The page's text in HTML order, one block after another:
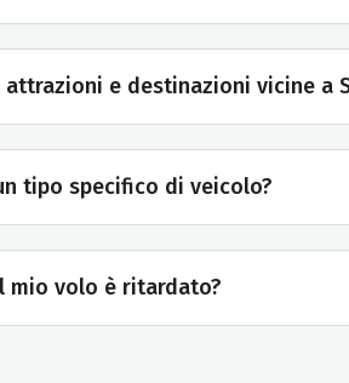
e destinazioni vicine a
tipo specifico di veicolo?
mio volo è ritardato?